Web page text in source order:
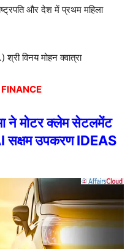
और देश में प्रथम महिला
श्री विनय मोहन क्वात्रा
ने मोटर क्लेम सेटलमेंट
सक्षम उपकरण IDEAS